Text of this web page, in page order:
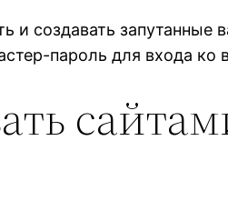
и создавать
пароль для входа ко